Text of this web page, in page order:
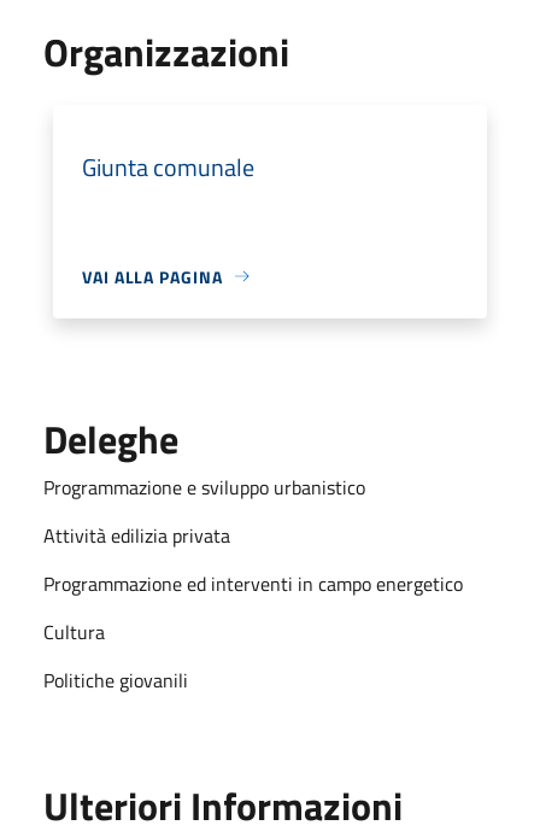
Organizzazioni
Giunta comunale
VAI ALLA PAGINA
Deleghe
Programmazione e sviluppo urbanistico
Attività edilizia privata
Programmazione ed interventi in campo energetico
Cultura
Politiche giovanili
Ulteriori Informazioni